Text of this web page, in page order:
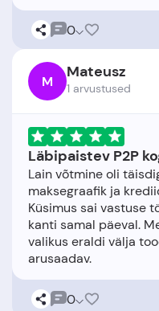
0
M Mateusz
1 arvustused
Läbipaistev P2P
Lain võtmine oli
maksegraafik ja
Küsimus sai vastuse
kanti samal päeval.
valikus eraldi välja
0